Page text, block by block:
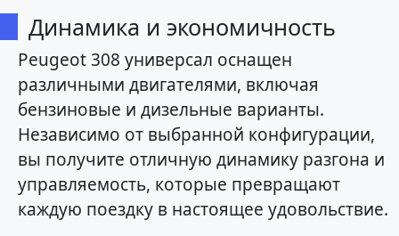
Динамика и экономичность
Peugeot 308 универсал оснащен
различными двигателями, включая
бензиновые и дизельные варианты.
Независимо от выбранной конфигурации,
вы получите отличную динамику разгона и
управляемость, которые превращают
каждую поездку в настоящее удовольствие.